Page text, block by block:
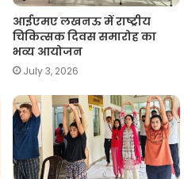
आईएमए लखनऊ में राष्ट्रीय
चिकित्सक दिवस समारोह का
भव्य आयोजन
July 3, 2026